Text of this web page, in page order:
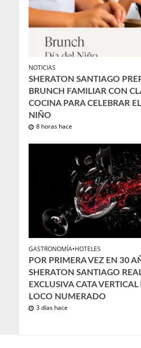
NOTICIAS
SHERATON SANTIAGO
BRUNCH FAMILIAR CON
COCINA PARA CELEBRAR
NIÑO
8 horas hace
GASTRONOMÍA•HOTELES
POR PRIMERA VEZ EN 30
SHERATON SANTIAGO
EXCLUSIVA CATA
LOCO NUMERADO
3 días hace